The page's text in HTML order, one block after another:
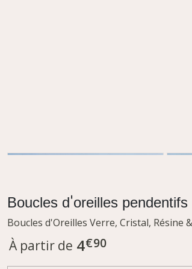
Boucles d'oreilles
Boucles d'Oreilles Verre, Cristal, Résine
À partir de 4€90